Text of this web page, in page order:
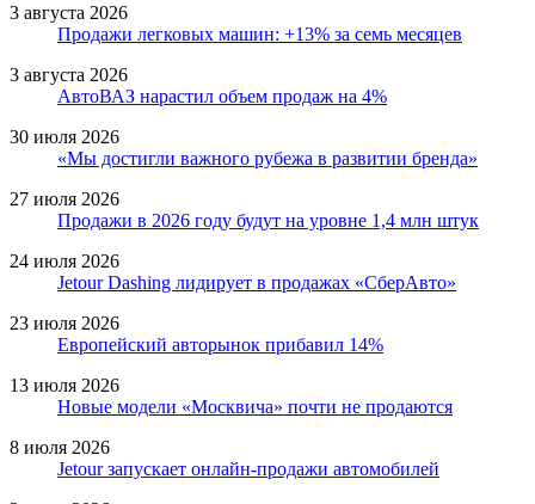
3 августа 2026
Продажи легковых машин: +13% за семь месяцев
3 августа 2026
АвтоВАЗ нарастил объем продаж на 4%
30 июля 2026
«Мы достигли важного рубежа в развитии бренда»
27 июля 2026
Продажи в 2026 году будут на уровне 1,4 млн штук
24 июля 2026
Jetour Dashing лидирует в продажах «СберАвто»
23 июля 2026
Европейский авторынок прибавил 14%
13 июля 2026
Новые модели «Москвича» почти не продаются
8 июля 2026
Jetour запускает онлайн-продажи автомобилей